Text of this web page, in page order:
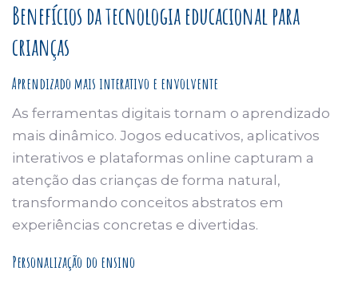
Benefícios da tecnologia educacional para
crianças
Aprendizado mais interativo e envolvente
As ferramentas digitais tornam o aprendizado
mais dinâmico. Jogos educativos, aplicativos
interativos e plataformas online capturam a
atenção das crianças de forma natural,
transformando conceitos abstratos em
experiências concretas e divertidas.
Personalização do ensino